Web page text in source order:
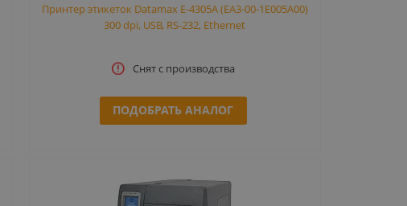
Принтер этикеток Datamax E-4305A (EA3-00-1E005A00)
300 dpi, USB, RS-232, Ethernet
Снят с производства
ПОДОБРАТЬ АНАЛОГ